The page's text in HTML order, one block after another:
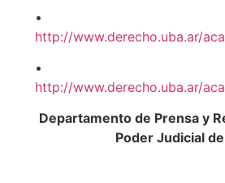
•
http://www.derecho.uba.ar/
•
http://www.derecho.uba.ar/
Departamento de Prensa y
Poder Judicial